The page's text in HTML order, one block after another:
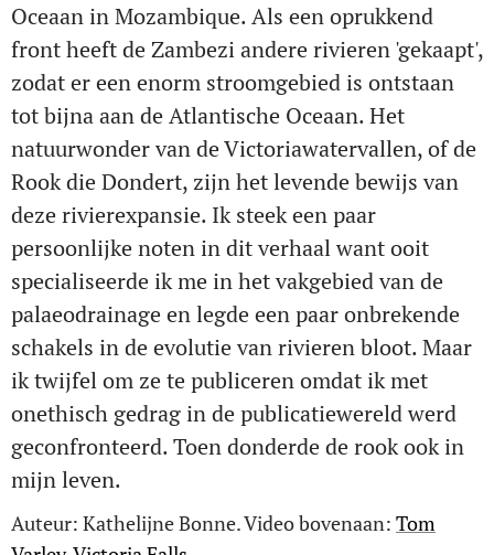
Oceaan in Mozambique. Als een oprukkend
front heeft de Zambezi andere rivieren 'gekaapt',
zodat er een enorm stroomgebied is ontstaan
tot bijna aan de Atlantische Oceaan. Het
natuurwonder van de Victoriawatervallen, of de
Rook die Dondert, zijn het levende bewijs van
deze rivierexpansie. Ik steek een paar
persoonlijke noten in dit verhaal want ooit
specialiseerde ik me in het vakgebied van de
palaeodrainage en legde een paar onbrekende
schakels in de evolutie van rivieren bloot. Maar
ik twijfel om ze te publiceren omdat ik met
onethisch gedrag in de publicatiewereld werd
geconfronteerd. Toen donderde de rook ook in
mijn leven.
Auteur: Kathelijne Bonne. Video bovenaan: Tom